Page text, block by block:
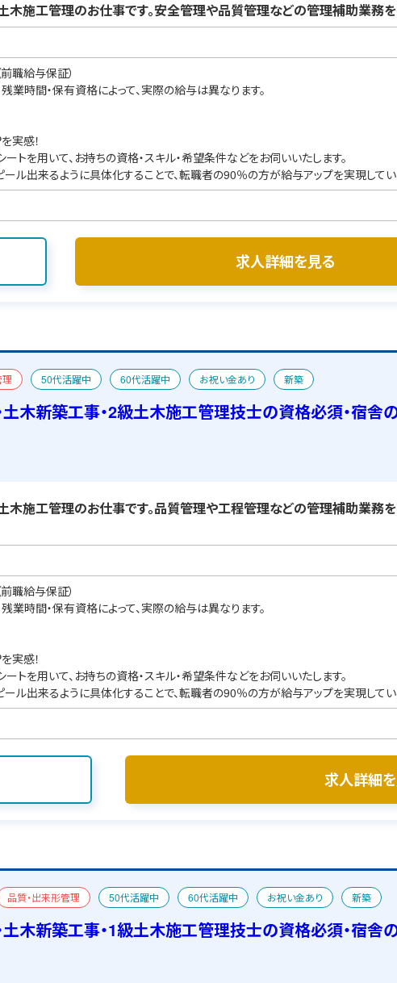
施工管理のお仕事です。安全管理や品質管理などの管理補助業務を
職給与保証）
業時間・保有資格によって、実際の給与は異なります。
実感！
トを用いて、お持ちの資格・スキル・希望条件などをお伺いいたします。
ル出来るように具体化することで、転職者の90％の方が給与アップを実現してい
求人詳細を見る
理 50代活躍中 60代活躍中 お祝い金あり
新築
宿舎あり
木新築工事・2級土木施工管理技士の資格必須・宿舎
施工管理のお仕事です。品質管理や工程管理などの管理補助業務
職給与保証）
業時間・保有資格によって、実際の給与は異なります。
実感！
トを用いて、お持ちの資格・スキル・希望条件などをお伺いいたします。
ル出来るように具体化することで、転職者の90％の方が給与アップを実現してい
求人詳細
品質・出来形管理 50代活躍中 60代活躍中 お祝い金あり
新築
宿舎あり
木新築工事・1級土木施工管理技士の資格必須・宿舎